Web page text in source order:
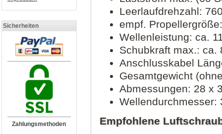
Sicherheiten
Zahlungsmethoden
Leerlaufdrehzahl:
empf.
Wellenleistung: ca.
Schubkraft max.: ca.
Anschlusskabel
Gesamtgewicht
Abmessungen: 28 x
Wellendurchmesser:
Empfohlene